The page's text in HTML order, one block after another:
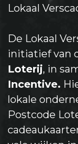
Lokaal
De Lokaal
initiatief van
Loterij, in
Incentive.
lokale
Postcode